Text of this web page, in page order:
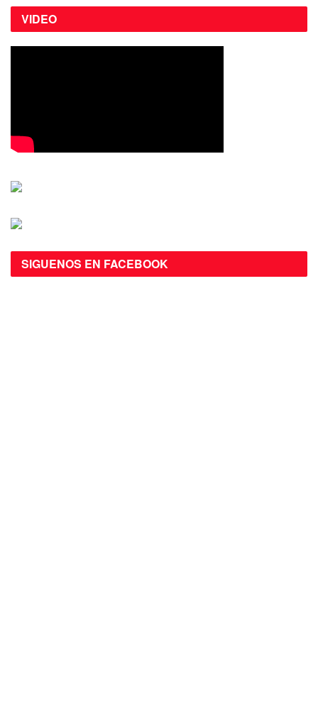
VIDEO
SIGUENOS EN FACEBOOK